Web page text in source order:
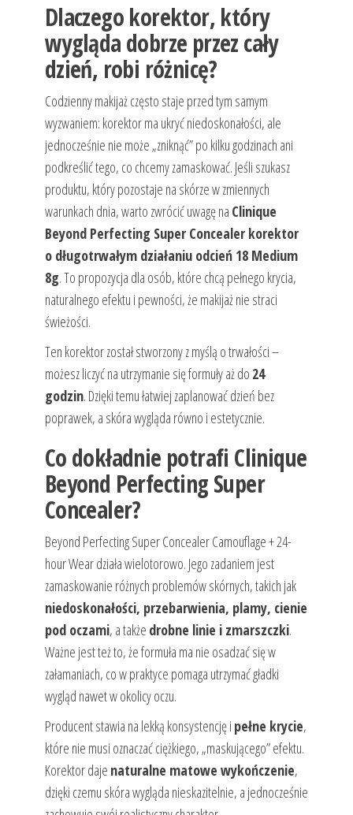
Dlaczego korektor, który
wygląda dobrze przez cały
dzień, robi różnicę?
Codzienny makijaż często staje przed tym samym
wyzwaniem: korektor ma ukryć niedoskonałości, ale
jednocześnie nie może „zniknąć” po kilku godzinach ani
podkreślić tego, co chcemy zamaskować. Jeśli szukasz
produktu, który pozostaje na skórze w zmiennych
warunkach dnia, warto zwrócić uwagę na Clinique
Beyond Perfecting Super Concealer korektor
o długotrwałym działaniu odcień 18 Medium
8g. To propozycja dla osób, które chcą pełnego krycia,
naturalnego efektu i pewności, że makijaż nie straci
świeżości.
Ten korektor został stworzony z myślą o trwałości –
możesz liczyć na utrzymanie się formuły aż do 24
godzin. Dzięki temu łatwiej zaplanować dzień bez
poprawek, a skóra wygląda równo i estetycznie.
Co dokładnie potrafi Clinique
Beyond Perfecting Super
Concealer?
Beyond Perfecting Super Concealer Camouflage + 24-
hour Wear działa wielotorowo. Jego zadaniem jest
zamaskowanie różnych problemów skórnych, takich jak
niedoskonałości, przebarwienia, plamy, cienie
pod oczami, a także drobne linie i zmarszczki.
Ważne jest też to, że formuła ma nie osadzać się w
załamaniach, co w praktyce pomaga utrzymać gładki
wygląd nawet w okolicy oczu.
Producent stawia na lekką konsystencję i pełne krycie,
które nie musi oznaczać ciężkiego, „maskującego” efektu.
Korektor daje naturalne matowe wykończenie,
dzięki czemu skóra wygląda nieskazitelnie, a jednocześnie